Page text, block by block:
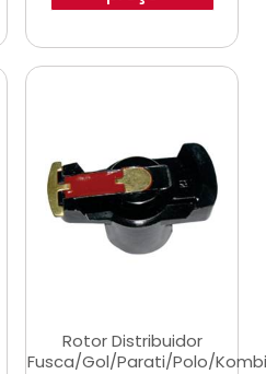
Rotor Distribuidor
Fusca/Gol/Parati/Polo/Kombi